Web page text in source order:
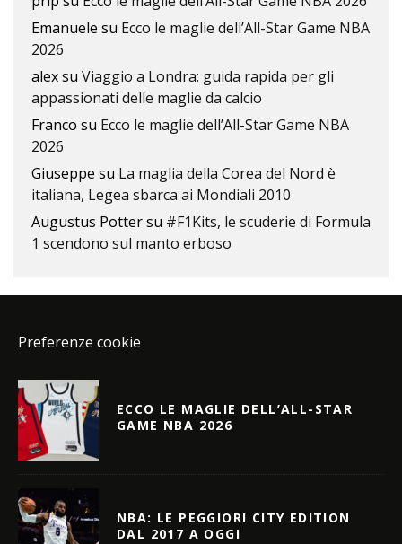
Emanuele su Ecco le maglie dell’All-Star Game NBA
2026
alexsu Viaggio a Londra: guida rapida per gli
appassionati delle maglie da calcio
Franco su Ecco le maglie dell’All-Star Game NBA
2026
Giuseppe su La maglia della Corea del Nord è
italiana, Legea sbarca ai Mondiali 2010
Augustus Pottersu #F1Kits, le scuderie di Formula
1 scendono sul manto erboso
Preferenze cookie
ECCO LE MAGLIE DELL’ALL-STAR
GAME NBA 2026
NBA: LE PEGGIORI CITY EDITION
DAL 2017 A OGGI